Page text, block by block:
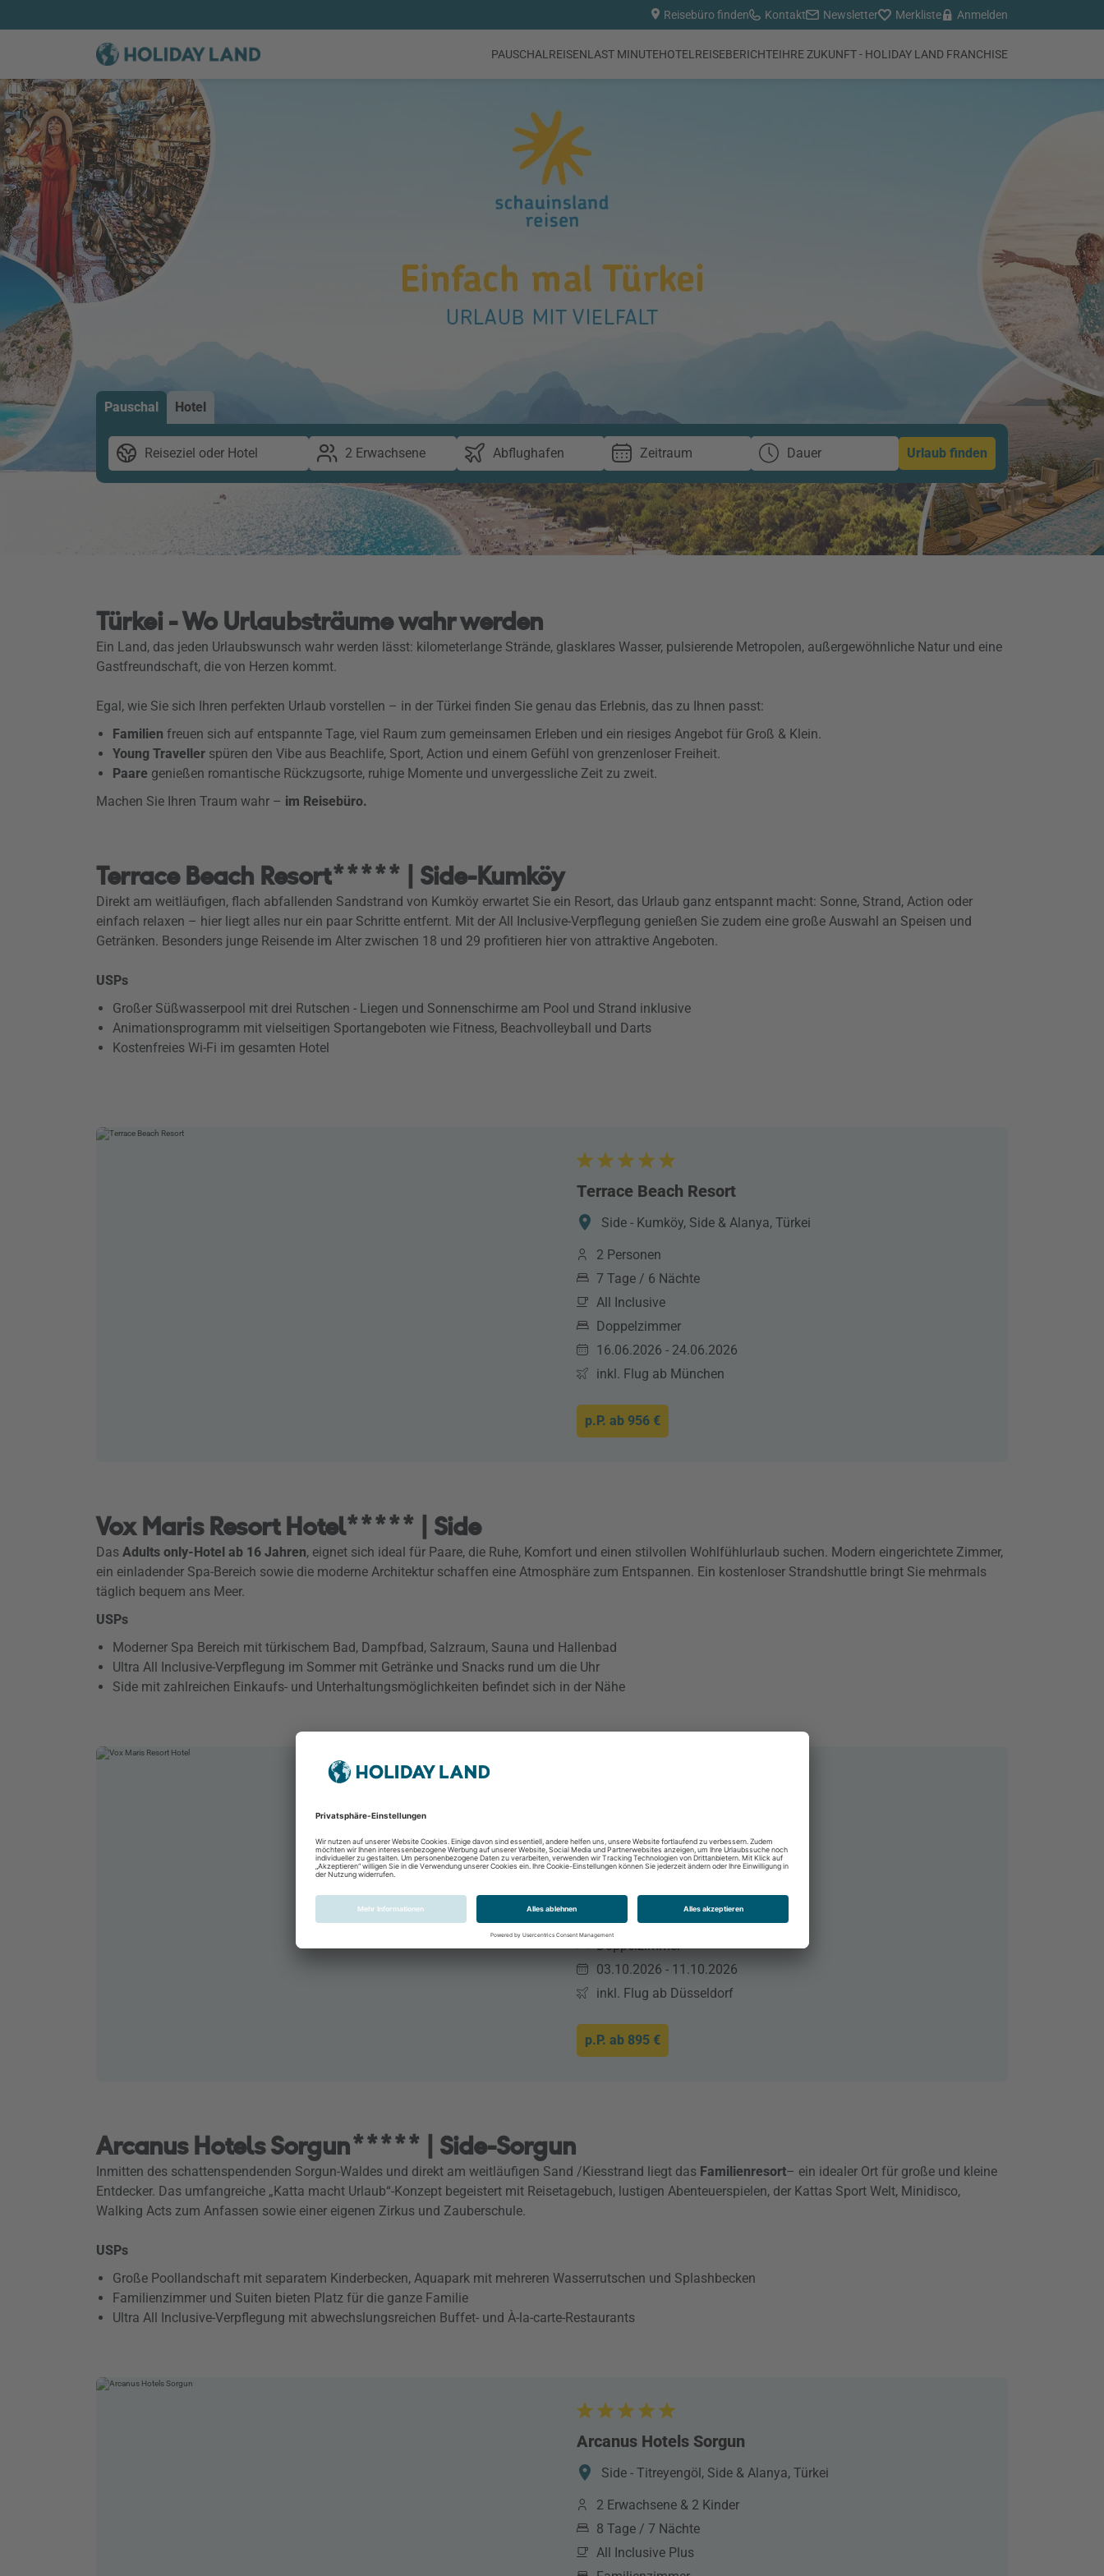
Reisebüro finden Kontakt Newsletter Merkliste Anmelden
PAUSCHALREISENLAST MINUTEHOTEL REISEBERICHTEIHRE ZUKUNFT - HOLIDAY LAND FRANCHISE
Pauschal Hotel
Reiseziel oder Hotel 2 Erwachsene Abflughafen Zeitraum Dauer Urlaub finden
Türkei - Wo Urlaubsträume wahr werden
Ein Land, das jeden Urlaubswunsch wahr werden lässt: kilometerlange Strände, glasklares Wasser, pulsierende Metropolen, außergewöhnliche Natur und eine
Gastfreundschaft, die von Herzen kommt.
Egal, wie Sie sich Ihren perfekten Urlaub vorstellen – in der Türkei finden Sie genau das Erlebnis, das zu Ihnen passt:
Familien freuen sich auf entspannte Tage, viel Raum zum gemeinsamen Erleben und ein riesiges Angebot für Groß & Klein.
Young Traveller spüren den Vibe aus Beachlife, Sport, Action und einem Gefühl von grenzenloser Freiheit.
Paare genießen romantische Rückzugsorte, ruhige Momente und unvergessliche Zeit zu zweit.
Machen Sie Ihren Traum wahr – im Reisebüro.
Terrace Beach Resort***** | Side-Kumköy
Direkt am weitläufigen, flach abfallenden Sandstrand von Kumköy erwartet Sie ein Resort, das Urlaub ganz entspannt macht: Sonne, Strand, Action oder
einfach relaxen – hier liegt alles nur ein paar Schritte entfernt. Mit der All Inclusive-Verpflegung genießen Sie zudem eine große Auswahl an Speisen und
Getränken. Besonders junge Reisende im Alter zwischen 18 und 29 profitieren hier von attraktive Angeboten.
USPs
Großer Süßwasserpool mit drei Rutschen - Liegen und Sonnenschirme am Pool und Strand inklusive
Animationsprogramm mit vielseitigen Sportangeboten wie Fitness, Beachvolleyball und Darts
Kostenfreies Wi-Fi im gesamten Hotel
Terrace Beach Resort
Side - Kumköy, Side & Alanya, Türkei
2 Personen
7 Tage / 6 Nächte
All Inclusive
Doppelzimmer
16.06.2026 - 24.06.2026
inkl. Flug ab München
p.P. ab 956 €
Vox Maris Resort Hotel***** | Side
Das Adults only-Hotel ab 16 Jahren, eignet sich ideal für Paare, die Ruhe, Komfort und einen stilvollen Wohlfühlurlaub suchen. Modern eingerichtete Zimmer,
ein einladender Spa-Bereich sowie die moderne Architektur schaffen eine Atmosphäre zum Entspannen. Ein kostenloser Strandshuttle bringt Sie mehrmals
täglich bequem ans Meer.
USPs
Moderner Spa Bereich mit türkischem Bad, Dampfbad, Salzraum, Sauna und Hallenbad
Ultra All Inclusive-Verpflegung im Sommer mit Getränke und Snacks rund um die Uhr
Side mit zahlreichen Einkaufs- und Unterhaltungsmöglichkeiten befindet sich in der Nähe
Side, Side & Alanya, Türkei
2 Personen
8 Tage / 7 Nächte
All Inclusive Plus
Doppelzimmer
03.10.2026 - 11.10.2026
inkl. Flug ab Düsseldorf
p.P. ab 895 €
Arcanus Hotels Sorgun***** | Side-Sorgun
Inmitten des schattenspendenden Sorgun-Waldes und direkt am weitläufigen Sand /Kiesstrand liegt das Familienresort– ein idealer Ort für große und kleine
Entdecker. Das umfangreiche „Katta macht Urlaub“-Konzept begeistert mit Reisetagebuch, lustigen Abenteuerspielen, der Kattas Sport Welt, Minidisco,
Walking Acts zum Anfassen sowie einer eigenen Zirkus und Zauberschule.
USPs
Große Poollandschaft mit separatem Kinderbecken, Aquapark mit mehreren Wasserrutschen und Splashbecken
Familienzimmer und Suiten bieten Platz für die ganze Familie
Ultra All Inclusive-Verpflegung mit abwechslungsreichen Buffet- und À-la-carte-Restaurants
Arcanus Hotels Sorgun
Side - Titreyengöl, Side & Alanya, Türkei
2 Erwachsene & 2 Kinder
8 Tage / 7 Nächte
All Inclusive Plus